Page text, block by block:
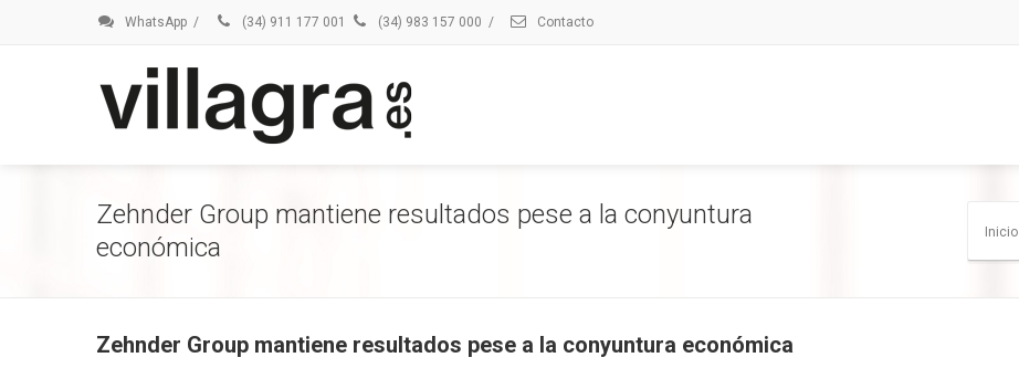
WhatsApp / (34) 911 177 001 (34) 983 157 000 / Contacto
Zehnder Group mantiene resultados pese a la conyuntura
económica
Inicio
Zehnder Group mantiene resultados pese a la conyuntura económica